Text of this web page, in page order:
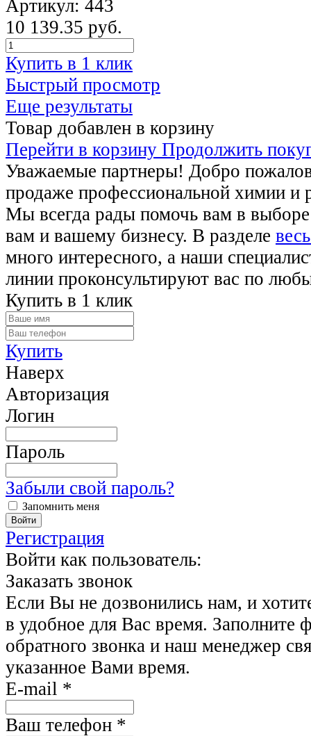
Артикул: 443
10 139.35 руб.
Купить в 1 клик
Быстрый просмотр
Еще результаты
Товар добавлен в корзину
Перейти в корзину Продолжить
Уважаемые партнеры! Добро
продаже профессиональной химии и
Мы всегда рады помочь вам в
вам и вашему бизнесу. В разделе
много интересного, а наши
линии проконсультируют вас по
Купить в 1 клик
Купить
Наверх
Авторизация
Логин
Пароль
Забыли свой пароль?
Запомнить меня
Регистрация
Войти как пользователь:
Заказать звонок
Если Вы не дозвонились нам, и
в удобное для Вас время. Заполните
обратного звонка и наш менеджер
указанное Вами время.
E-mail *
Ваш телефон *